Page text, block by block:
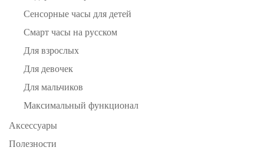
Сенсорные часы для детей
Смарт часы на русском
Для взрослых
Для девочек
Для мальчиков
Максимальный функционал
Аксессуары
Полезности